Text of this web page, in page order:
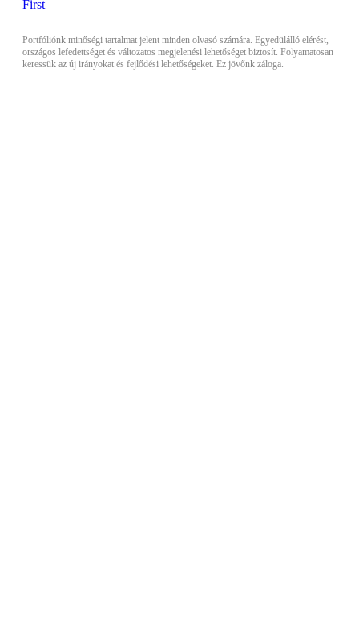
Portfóliónk minőségi tartalmat jelent minden olvasó számára. Egyedülálló elérést,
országos lefedettséget és változatos megjelenési lehetőséget biztosít. Folyamatosan
keressük az új irányokat és fejlődési lehetőségeket. Ez jövőnk záloga.